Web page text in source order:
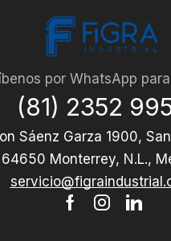
por WhatsApp
(81) 2352
Sáenz Garza 1900,
64650 Monterrey, N.L.,